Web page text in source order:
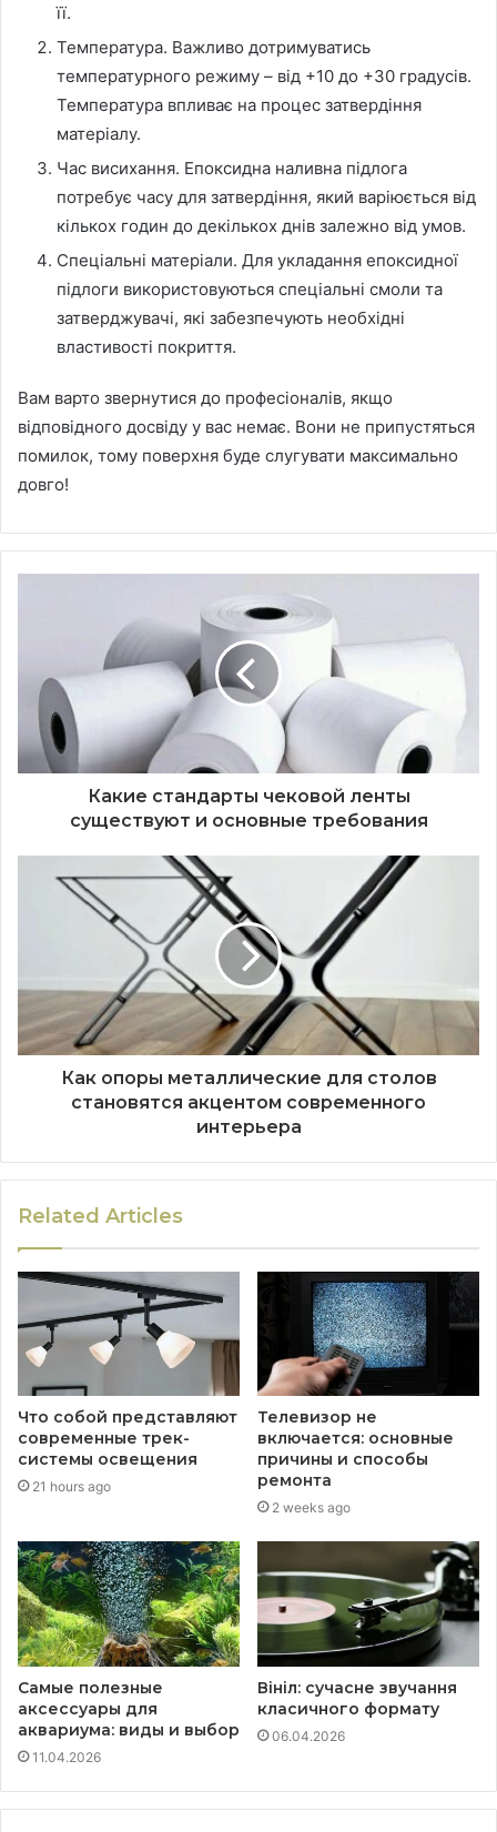
її.
Температура. Важливо дотримуватись
температурного режиму – від +10 до +30 градусів.
Температура впливає на процес затвердіння
матеріалу.
Час висихання. Епоксидна наливна підлога
потребує часу для затвердіння, який варіюється від
кількох годин до декількох днів залежно від умов.
Спеціальні матеріали. Для укладання епоксидної
підлоги використовуються спеціальні смоли та
затверджувачі, які забезпечують необхідні
властивості покриття.
Вам варто звернутися до професіоналів, якщо
відповідного досвіду у вас немає. Вони не припустяться
помилок, тому поверхня буде слугувати максимально
довго!
Какие стандарты чековой ленты
существуют и основные требования
Как опоры металлические для столов
становятся акцентом современного
интерьера
Related Articles
Что собой представляют
современные трек-
системы освещения
21 hours ago
Телевизор не
включается: основные
причины и способы
ремонта
2 weeks ago
Самые полезные
аксессуары для
аквариума: виды и выбор
11.04.2026
Вініл: сучасне звучання
класичного формату
06.04.2026